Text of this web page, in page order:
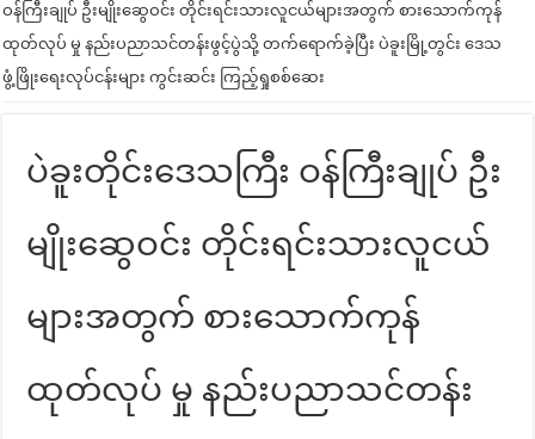
ဝန်ကြီးချုပ် ဦးမျိုးဆွေဝင်း တိုင်းရင်းသားလူငယ်များအတွက် စားသောက်ကုန်
ထုတ်လုပ် မှု နည်းပညာသင်တန်းဖွင့်ပွဲသို့ တက်ရောက်ခဲ့ပြီး ပဲခူးမြို့တွင်း ဒေသ
ဖွံ့ဖြိုးရေးလုပ်ငန်းများ ကွင်းဆင်း ကြည့်ရှုစစ်ဆေး
ပဲခူးတိုင်းဒေသကြီး ဝန်ကြီးချုပ် ဦး
မျိုးဆွေဝင်း တိုင်းရင်းသားလူငယ်
များအတွက် စားသောက်ကုန်
ထုတ်လုပ် မှု နည်းပညာသင်တန်း